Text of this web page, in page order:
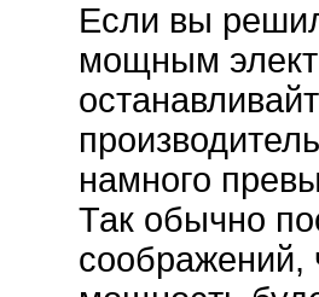
Если вы
мощным
намного
Так обычно
соображений,